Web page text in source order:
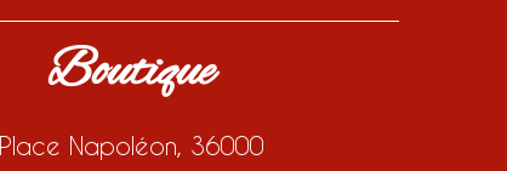
Boutique
Place Napoléon, 36000